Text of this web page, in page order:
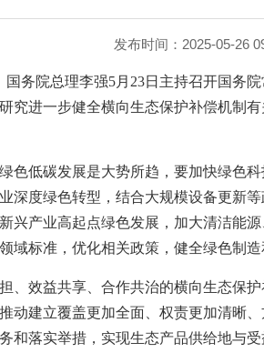
发布时间：2025-05-26
务院总理李强5月23日主持召开国务
究进一步健全横向生态保护补偿机制
色低碳发展是大势所趋，要加快绿色
深度绿色转型，结合大规模设备更新
兴产业高起点绿色发展，加大清洁能
域标准，优化相关政策，健全绿色制
、效益共享、合作共治的横向生态保
动建立覆盖更加全面、权责更加清晰
和落实举措，实现生态产品供给地与